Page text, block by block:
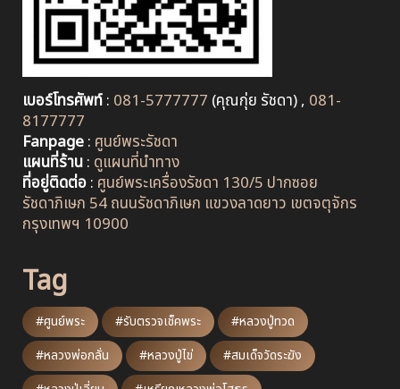
เบอร์โทรศัพท์: 081-5777777 (คุณกุ่ย รัชดา) , 081-
8177777
Fanpage: ศูนย์พระรัชดา
แผนที่ร้าน: ดูแผนที่นำทาง
ที่อยู่ติดต่อ: ศูนย์พระเครื่องรัชดา 130/5 ปากซอย
รัชดาภิเษก 54 ถนนรัชดาภิเษก แขวงลาดยาว เขตจตุจักร
กรุงเทพฯ 10900
Tag
#ศูนย์พระ #รับตรวจเช็คพระ
#หลวงปู่ทวด
#หลวงพ่อกลั่น
#หลวงปู่ไข่
#สมเด็จวัดระฆัง